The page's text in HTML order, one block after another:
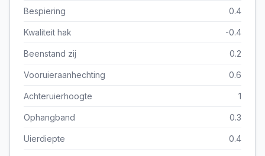
Bespiering 0.4
Kwaliteit hak -0.4
Beenstand zij 0.2
Vooruieraanhechting 0.6
Achteruierhoogte 1
Ophangband 0.3
Uierdiepte 0.4